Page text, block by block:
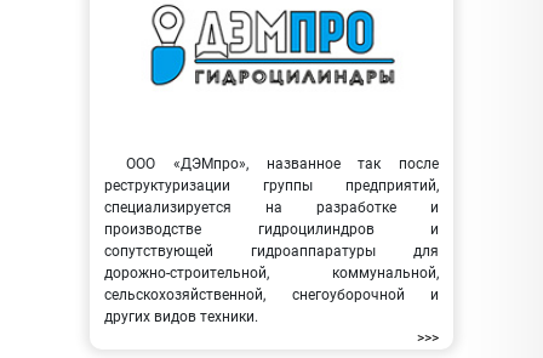
ООО «ДЭМпро», названное так после
реструктуризации группы предприятий,
специализируется на разработке и
производстве гидроцилиндров и
сопутствующей гидроаппаратуры для
дорожно-строительной, коммунальной,
сельскохозяйственной, снегоуборочной и
других видов техники.
>>>